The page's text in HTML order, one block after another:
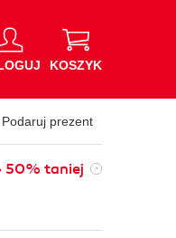
KOSZYK
Podaruj prezent
50% taniej